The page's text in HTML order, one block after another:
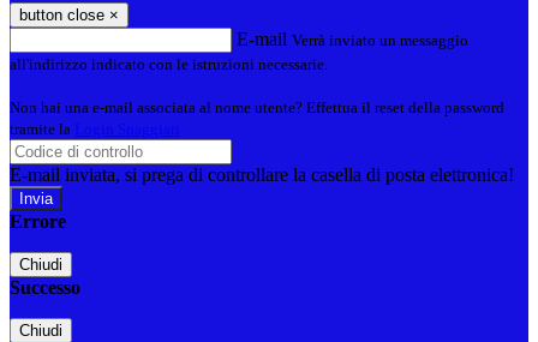
button close ×
E-mail Verrà inviato un messaggio
all'indirizzo indicato con le istruzioni necessarie.
Non hai una e-mail associata al nome utente? Effettua il reset della password
tramite la
E-mail inviata, si prega di controllare la casella di posta elettronica!
Errore
Chiudi
Successo
Chiudi